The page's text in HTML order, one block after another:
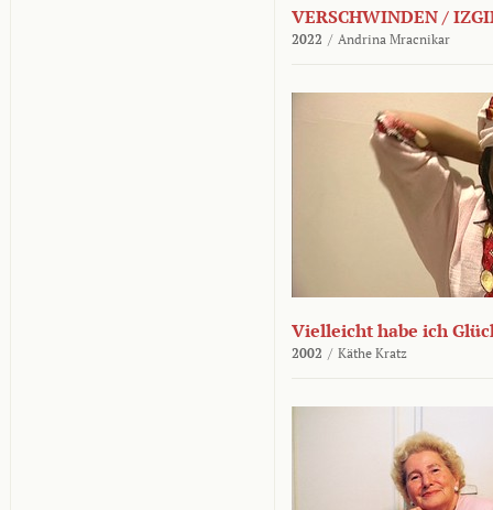
VERSCHWINDEN /
2022 / Andrina Mracnikar
Vielleicht habe ich
2002 / Käthe Kratz